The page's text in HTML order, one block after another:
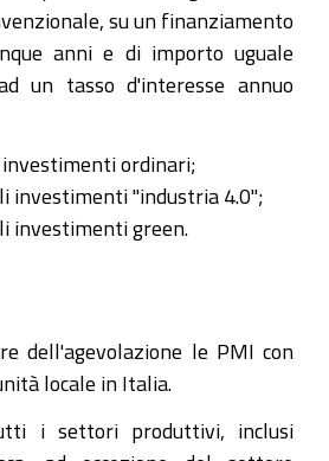
su un finanziamento
anni e di importo uguale
un tasso d'interesse annuo
ordinari;
investimenti "industria 4.0";
investimenti green.
dell'agevolazione le PMI con
locale in Italia.
i settori produttivi, inclusi